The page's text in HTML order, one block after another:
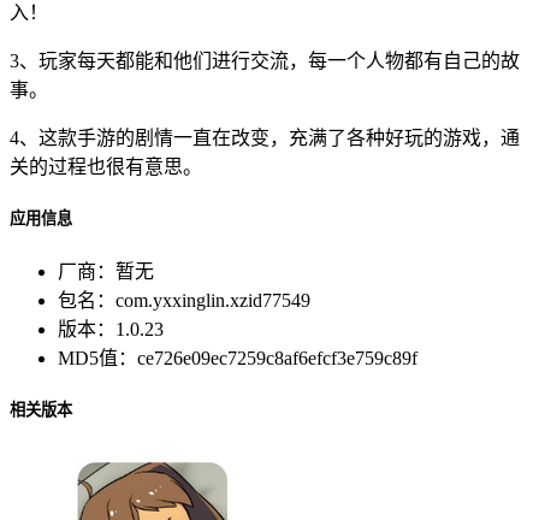
入！
3、玩家每天都能和他们进行交流，每一个人物都有自己的故
事。
4、这款手游的剧情一直在改变，充满了各种好玩的游戏，通
关的过程也很有意思。
应用信息
厂商： 暂无
包名： com.yxxinglin.xzid77549
版本： 1.0.23
MD5值： ce726e09ec7259c8af6efcf3e759c89f
相关版本